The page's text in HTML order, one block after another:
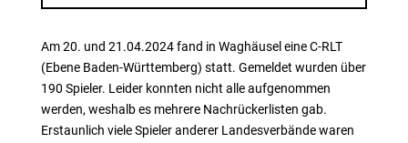
Am 20. und 21.04.2024 fand in Waghäusel eine C-RLT
(Ebene Baden-Württemberg) statt. Gemeldet wurden über
190 Spieler. Leider konnten nicht alle aufgenommen
werden, weshalb es mehrere Nachrückerlisten gab.
Erstaunlich viele Spieler anderer Landesverbände waren